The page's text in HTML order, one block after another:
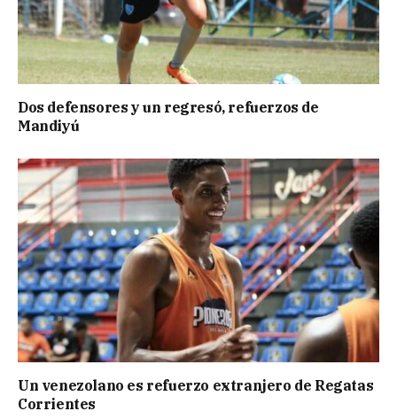
Dos defensores y un regresó, refuerzos de
Mandiyú
Un venezolano es refuerzo extranjero de Regatas
Corrientes